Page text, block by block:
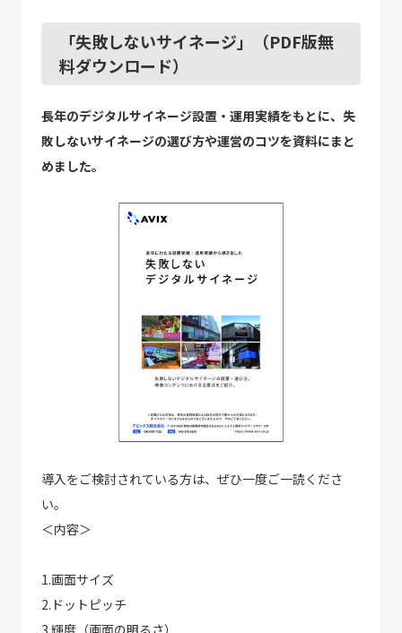
「失敗しないサイネージ」（PDF版無
料ダウンロード）
長年のデジタルサイネージ設置・運用実績をもとに、失
敗しないサイネージの選び方や運営のコツを資料にまと
めました。
導入をご検討されている方は、ぜひ一度ご一読くださ
い。
＜内容＞
1.画面サイズ
2.ドットピッチ
3.輝度（画面の明るさ）